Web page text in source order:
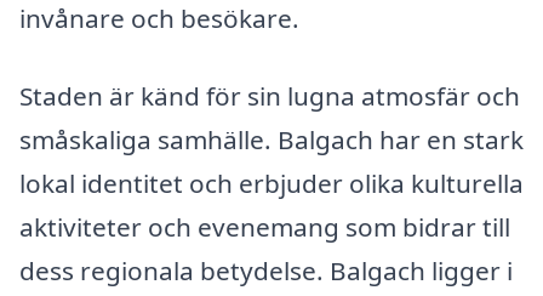
invånare och besökare.
Staden är känd för sin lugna atmosfär och
småskaliga samhälle. Balgach har en stark
lokal identitet och erbjuder olika kulturella
aktiviteter och evenemang som bidrar till
dess regionala betydelse. Balgach ligger i